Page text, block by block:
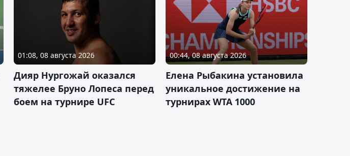
01:08, 08 августа 2026
Дияр Нургожай оказался
тяжелее Бруно Лопеса перед
боем на турнире UFC
00:44, 08 августа 2026
Елена Рыбакина установила
уникальное достижение на
турнирах WTA 1000